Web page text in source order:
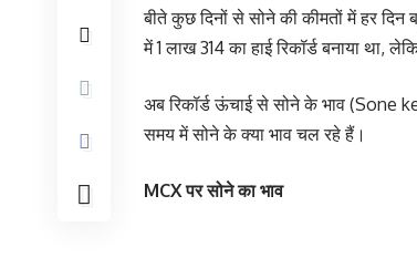
बीते कुछ दिनों से सोने की कीमतों में हर दिन
में 1 लाख 314 का हाई रिकॉर्ड बनाया
अब रिकॉर्ड ऊंचाई से सोने के भाव
समय में सोने के क्या भाव चल रहे हैं।
MCX पर सोने का भाव